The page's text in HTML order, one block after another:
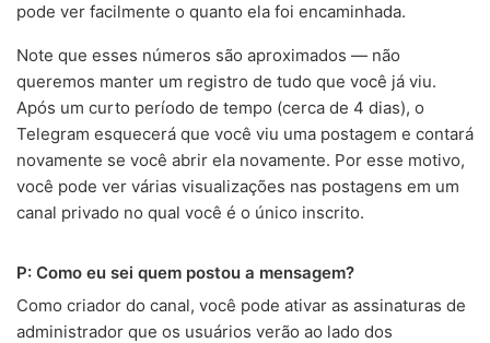
pode ver facilmente o quanto ela foi encaminhada.
Note que esses números são aproximados — não
queremos manter um registro de tudo que você já viu.
Após um curto período de tempo (cerca de 4 dias), o
Telegram esquecerá que você viu uma postagem e contará
novamente se você abrir ela novamente. Por esse motivo,
você pode ver várias visualizações nas postagens em um
canal privado no qual você é o único inscrito.
P: Como eu sei quem postou a mensagem?
Como criador do canal, você pode ativar as assinaturas de
administrador que os usuários verão ao lado dos